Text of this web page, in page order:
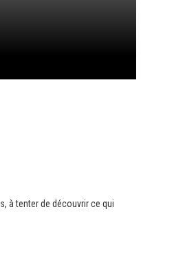
à tenter de découvrir ce qui